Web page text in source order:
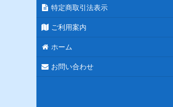
特定商取引法表示
ご利用案内
ホーム
お問い合わせ